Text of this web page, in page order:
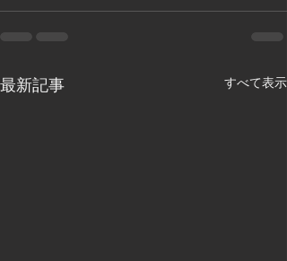
最新記事 すべて表示